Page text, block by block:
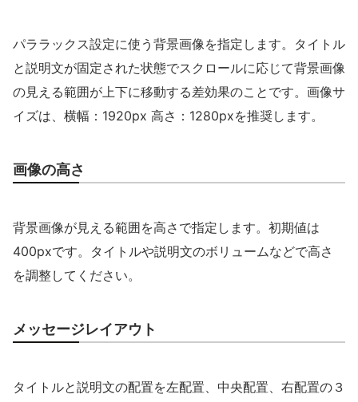
パララックス設定に使う背景画像を指定します。タイトル
と説明文が固定された状態でスクロールに応じて背景画像
の見える範囲が上下に移動する差効果のことです。画像サ
イズは、横幅：1920px 高さ：1280pxを推奨します。
画像の高さ
背景画像が見える範囲を高さで指定します。初期値は
400pxです。タイトルや説明文のボリュームなどで高さ
を調整してください。
メッセージレイアウト
タイトルと説明文の配置を左配置、中央配置、右配置の３